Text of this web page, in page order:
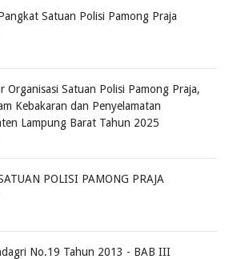
Satuan Polisi Pamong Praja
Organisasi Satuan Polisi Pamong Praja,
Kebakaran dan Penyelamatan
Lampung Barat Tahun 2025
POLISI PAMONG PRAJA
No.19 Tahun 2013 - BAB III